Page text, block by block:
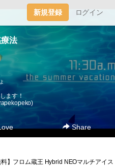
新規登録 ログイン
法
ます！
)
Share
】フロム蔵王 Hybrid NEOマルチアイス